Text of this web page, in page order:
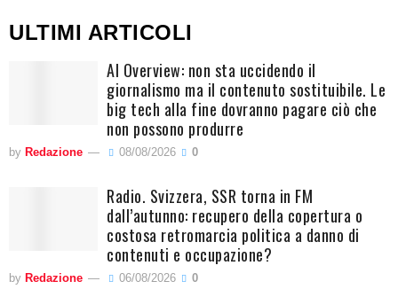
ULTIMI ARTICOLI
AI Overview: non sta uccidendo il
giornalismo ma il contenuto sostituibile. Le
big tech alla fine dovranno pagare ciò che
non possono produrre
by Redazione 08/08/2026 0
Radio. Svizzera, SSR torna in FM
dall’autunno: recupero della copertura o
costosa retromarcia politica a danno di
contenuti e occupazione?
by Redazione 06/08/2026 0